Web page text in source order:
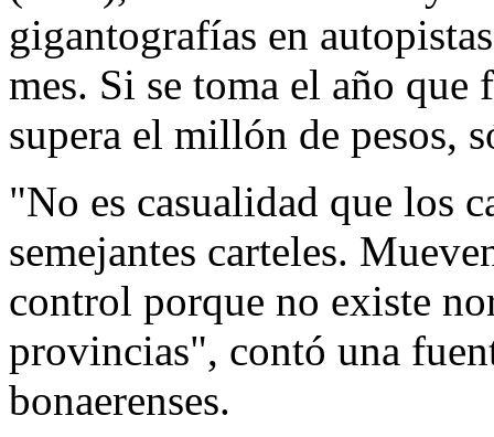
gigantografías en
mes. Si se toma el año que
supera el millón de pesos,
"No es casualidad que los
semejantes carteles.
control porque no existe
provincias", contó una
bonaerenses.